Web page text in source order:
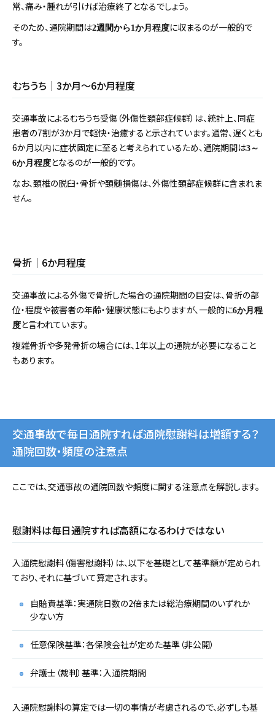
常、痛み・腫れが引けば治療終了となるでしょう。
そのため、通院期間は2週間から1か月程度に収まるのが一般的で
す。
むちうち｜3か月～6か月程度
交通事故によるむちうち受傷（外傷性頚部症候群）は、統計上、同症
患者の7割が3か月で軽快・治癒すると示されています。通常、遅くとも
6か月以内に症状固定に至ると考えられているため、通院期間は3～
6か月程度となるのが一般的です。
なお、頚椎の脱臼・骨折や頚髄損傷は、外傷性頚部症候群に含まれま
せん。
骨折｜6か月程度
交通事故による外傷で骨折した場合の通院期間の目安は、骨折の部
位・程度や被害者の年齢・健康状態にもよりますが、一般的に6か月程
度と言われています。
複雑骨折や多発骨折の場合には、1年以上の通院が必要になること
もあります。
交通事故で毎日通院すれば通院慰謝料は増額する？
通院回数・頻度の注意点
ここでは、交通事故の通院回数や頻度に関する注意点を解説します。
慰謝料は毎日通院すれば高額になるわけではない
入通院慰謝料（傷害慰謝料）は、以下を基礎として基準額が定められ
ており、それに基づいて算定されます。
自賠責基準：実通院日数の2倍または総治療期間のいずれか
少ない方
任意保険基準：各保険会社が定めた基準（非公開）
弁護士（裁判）基準：入通院期間
入通院慰謝料の算定では一切の事情が考慮されるので、必ずしも基